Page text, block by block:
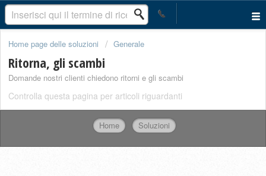
Home page delle soluzioni Generale
Ritorna, gli scambi
Domande nostri clienti chiedono ritorni e gli scambi
Controlla questa pagina per articoli riguardanti
Home Soluzioni